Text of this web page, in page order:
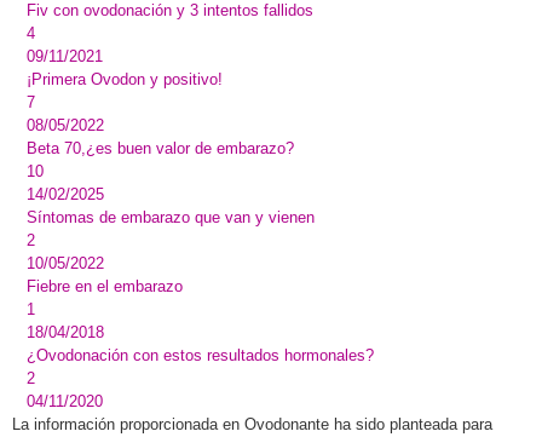
Fiv con ovodonación y 3 intentos fallidos
4
09/11/2021
¡Primera Ovodon y positivo!
7
08/05/2022
Beta 70,¿es buen valor de embarazo?
10
14/02/2025
Síntomas de embarazo que van y vienen
2
10/05/2022
Fiebre en el embarazo
1
18/04/2018
¿Ovodonación con estos resultados hormonales?
2
04/11/2020
La información proporcionada en Ovodonante ha sido planteada para